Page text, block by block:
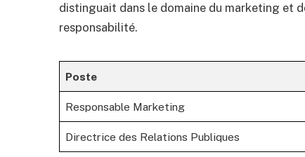
distinguait dans le domaine du marketing et
responsabilité.
Poste
Responsable Marketing
Directrice des Relations Publiques